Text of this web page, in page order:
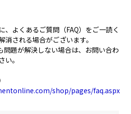
、よくあるご質問（FAQ）をご一読く
される場合がございます。
問題が解決しない場合は、お問い合わ
。
shop/pages/faq.aspx